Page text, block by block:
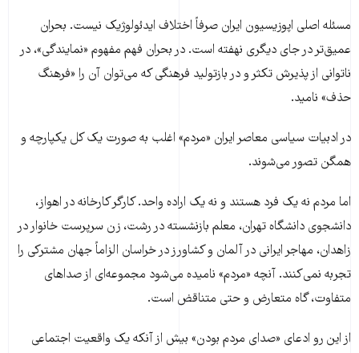
مسئله اصلی اپوزیسیون ایران صرفاً اختلاف ایدئولوژیک نیست. بحران
عمیق‌تر در جای دیگری نهفته است. در بحران فهم مفهوم «نمایندگی»، در
ناتوانی از پذیرش تکثر و در بازتولید فرهنگی که می‌توان آن را «فرهنگ
حذف» نامید.
در ادبیات سیاسی معاصر ایران «مردم» اغلب به صورت یک کل یکپارچه و
همگن تصور می‌شوند.
اما مردم نه یک فرد هستند و نه یک اراده واحد. کارگر کارخانه در اهواز،
دانشجوی دانشگاه تهران، معلم بازنشسته در رشت، زن سرپرست خانوار در
زاهدان، مهاجر ایرانی در آلمان و کشاورز در خراسان الزاماً جهان مشترکی را
تجربه نمی‌کنند. آنچه «مردم» نامیده می‌شود مجموعه‌ای از صداهای
متفاوت، گاه متعارض و حتی متناقض است.
از این رو ادعای «صدای مردم بودن» بیش از آنکه یک واقعیت اجتماعی